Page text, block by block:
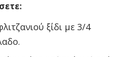
ξίδι με 3/4